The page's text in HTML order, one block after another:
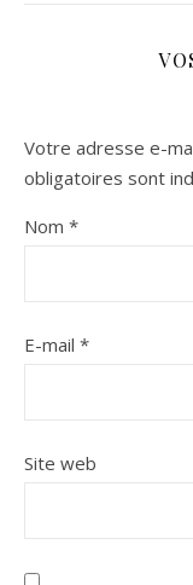
Votre adresse e-
obligatoires sont
Nom *
E-mail *
Site web